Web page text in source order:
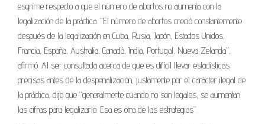
esgrime respecto a que el número de abortos no aumenta con la
legalización de la práctica. “El número de abortos creció constantemente
después de la legalización en Cuba, Rusia, Japón, Estados Unidos,
Francia, España, Australia, Canadá, India, Portugal, Nueva Zelanda”,
afirmó. Al ser consultada acerca de que es difícil llevar estadísticas
precisas antes de la despenalización, justamente por el carácter ilegal de
la práctica, dijo que “generalmente cuando no son legales, se aumentan
las cifras para legalizarlo. Esa es otra de las estrategias”.